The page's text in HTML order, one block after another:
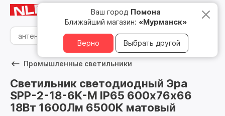
Мурманск
Ваш город Помона
Ближайший магазин: «Мурманск»
Верно Выбрать другой
8 800 500 05 15
Промышленные светильники
Светильник светодиодный Эра
SPP-2-18-6K-M IP65 600х76х66
18Вт 1600Лм 6500К матовый